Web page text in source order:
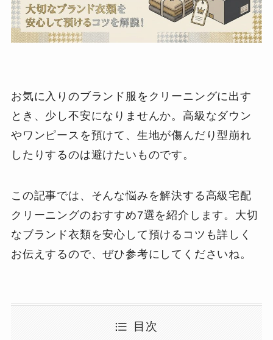
お気に入りのブランド服をクリーニングに出す
とき、少し不安になりませんか。高級なダウン
やワンピースを預けて、生地が傷んだり型崩れ
したりするのは避けたいものです。
この記事では、そんな悩みを解決する高級宅配
クリーニングのおすすめ7選を紹介します。大切
なブランド衣類を安心して預けるコツも詳しく
お伝えするので、ぜひ参考にしてくださいね。
目次